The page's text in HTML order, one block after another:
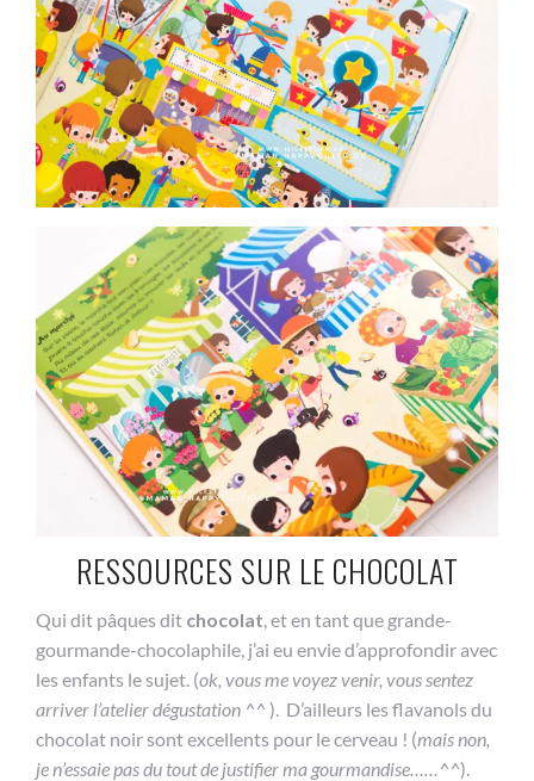
RESSOURCES SUR LE CHOCOLAT
Qui dit pâques dit chocolat , et en tant que grande-
gourmande-chocolaphile, j’ai eu envie d’approfondir avec
les enfants le sujet. (ok, vous me voyez venir, vous sentez
arriver l’atelier dégustation ^^ ). D’ailleurs les flavanols du
chocolat noir sont excellents pour le cerveau ! (mais non,
je n’essaie pas du tout de justifier ma gourmandise……^^).